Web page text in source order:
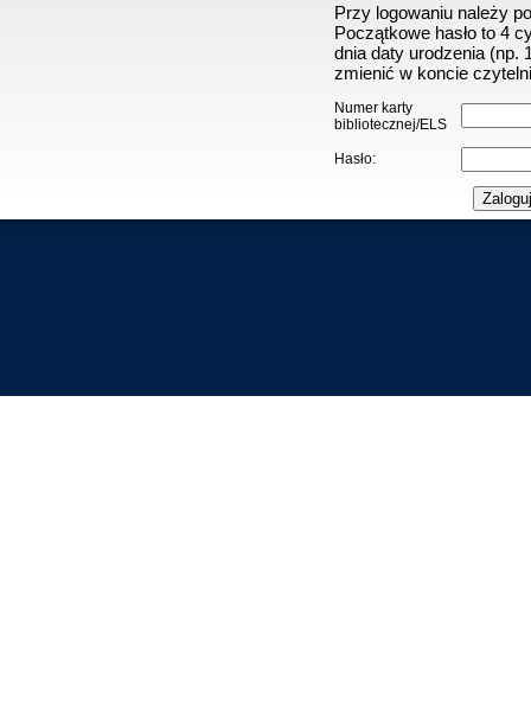
Przy logowaniu należy
Początkowe hasło to 4
dnia daty urodzenia (np.
zmienić w koncie
Numer karty
bibliotecznej/ELS
Hasło: